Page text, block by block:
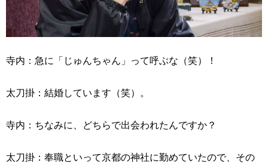
寺内：急に「じゅんちゃん」って呼ぶな（笑）！
太刀掛：結婚しています（笑）。
寺内：ちなみに、どちらで出会われたんですか？
太刀掛：奉職といって京都の神社に勤めていたので、その